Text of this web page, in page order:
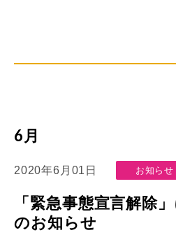
6月
2020年6月01日 お知らせ
「緊急事態宣言解除
のお知らせ